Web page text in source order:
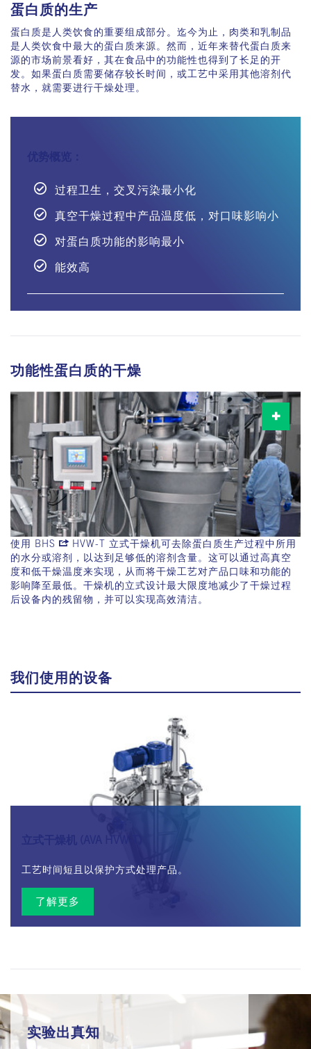
蛋白质的生产
蛋白质是人类饮食的重要组成部分。迄今为止，肉类和乳制品
是人类饮食中最大的蛋白质来源。然而，近年来替代蛋白质来
源的市场前景看好，其在食品中的功能性也得到了长足的开
发。如果蛋白质需要储存较长时间，或工艺中采用其他溶剂代
替水，就需要进行干燥处理。
过程卫生，交叉污染最小化
真空干燥过程中产品温度低，对口味影响小
对蛋白质功能的影响最小
能效高
功能性蛋白质的干燥
使用 BHS HVW-T 立式干燥机可去除蛋白质生产过程中所用
的水分或溶剂，以达到足够低的溶剂含量。这可以通过高真空
度和低干燥温度来实现，从而将干燥工艺对产品口味和功能的
影响降至最低。干燥机的立式设计最大限度地减少了干燥过程
后设备内的残留物，并可以实现高效清洁。
我们使用的设备
工艺时间短且以保护方式处理产品。
了解更多
实验出真知